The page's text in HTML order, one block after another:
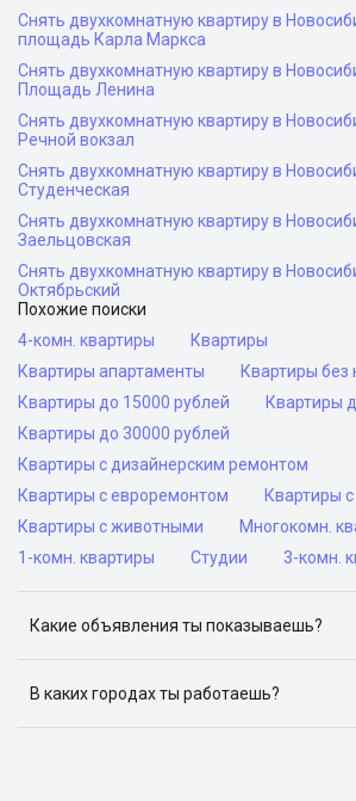
Снять двухкомнатную квартиру в
площадь Карла Маркса
Снять двухкомнатную квартиру в
Площадь Ленина
Снять двухкомнатную квартиру в
Речной вокзал
Снять двухкомнатную квартиру в
Студенческая
Снять двухкомнатную квартиру в
Заельцовская
Снять двухкомнатную квартиру в
Октябрьский
Похожие поиски
4-комн. квартиры
Квартиры
Квартиры апартаменты
Квартиры без
Квартиры до 15000 рублей
Квартиры
Квартиры до 30000 рублей
Квартиры с дизайнерским ремонтом
Квартиры с евроремонтом
Квартиры
Квартиры с животными
Многокомн.
1-комн. квартиры
Студии 3-комн.
Какие объявления ты показываешь?
объявлений: ЦИАН, Домклик,
Авито, Самолет.Плюс.
В каких городах ты работаешь?